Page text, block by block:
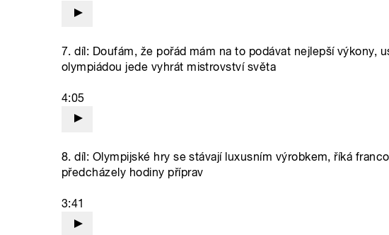
7. díl: Doufám, že pořád mám na to podávat nejlepší výkony,
olympiádou jede vyhrát mistrovství světa
4:05
8. díl: Olympijské hry se stávají luxusním výrobkem, říká
předcházely hodiny příprav
3:41